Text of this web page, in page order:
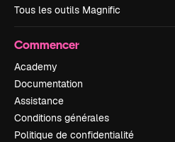
Tous les outils Magnific
Commencer
Academy
Documentation
Assistance
Conditions générales
Politique de confidentialité